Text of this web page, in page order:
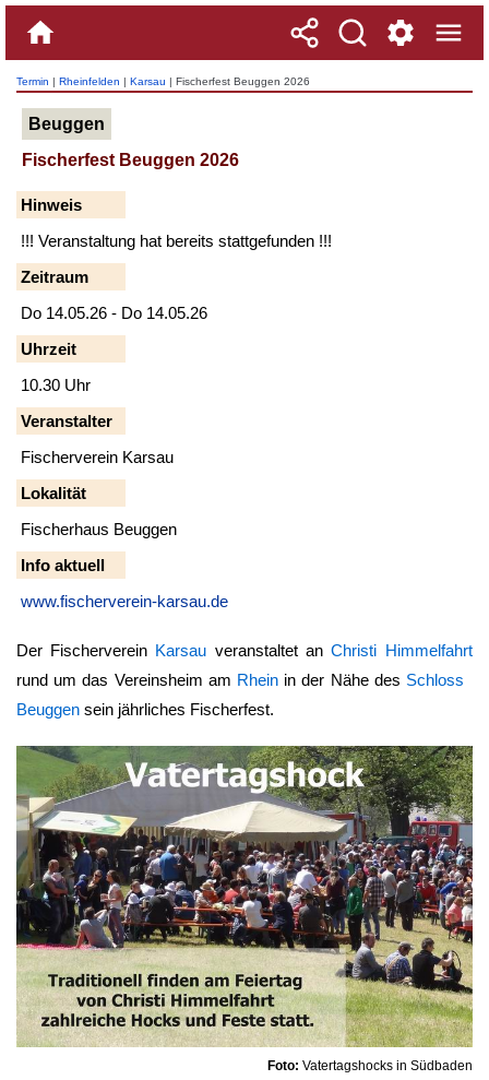
Termin | Rheinfelden | Karsau | Fischerfest Beuggen 2026
Beuggen
Fischerfest Beuggen 2026
Hinweis
!!! Veranstaltung hat bereits stattgefunden !!!
Zeitraum
Do 14.05.26 - Do 14.05.26
Uhrzeit
10.30 Uhr
Veranstalter
Fischerverein Karsau
Lokalität
Fischerhaus Beuggen
Info aktuell
www.fischerverein-karsau.de
Der Fischerverein Karsau veranstaltet anChristi Himmelfahrt
rund um das Vereinsheim am Rhein in der Nähe des Schloss
Beuggen sein jährliches Fischerfest.
Foto: Vatertagshocks in Südbaden